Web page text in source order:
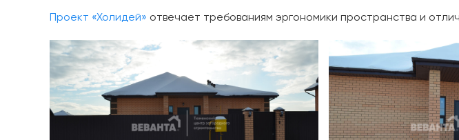
Проект «Холидей» отвечает требованиям эргономики пространства и